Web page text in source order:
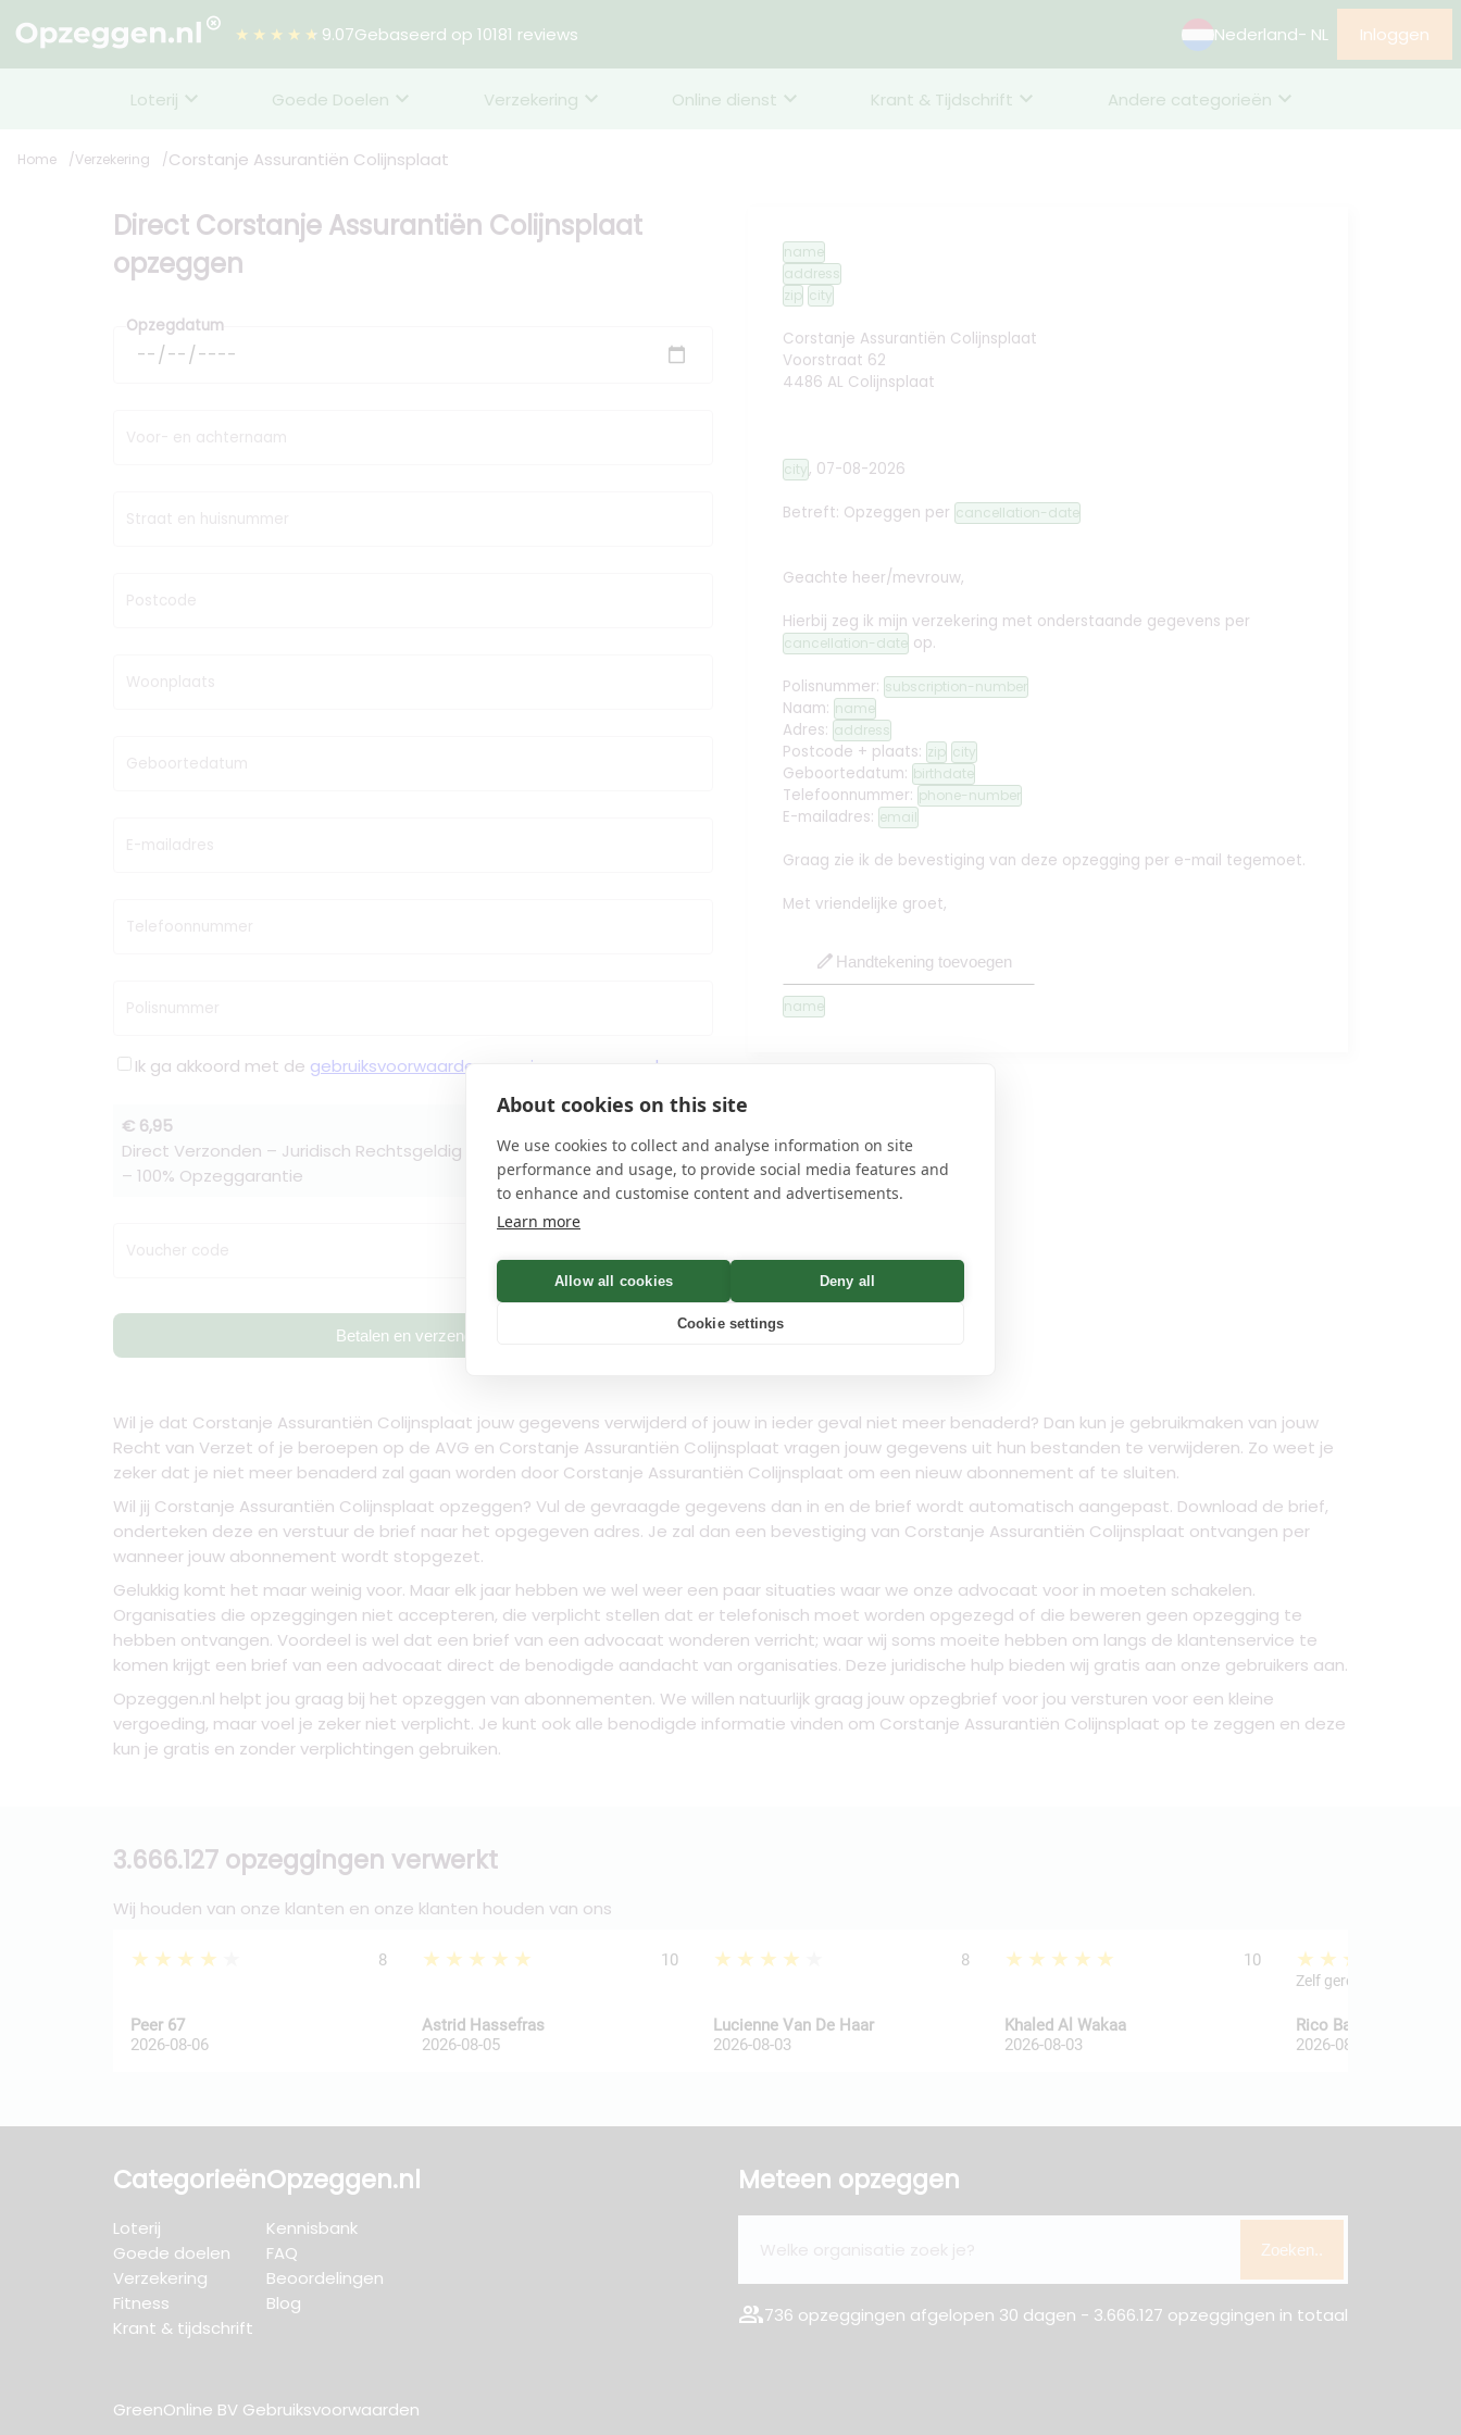
About cookies on this site
We use cookies to collect and analyse information on site
performance and usage, to provide social media features and
to enhance and customise content and advertisements.
Learn more
Allow all cookies Deny all
Cookie settings
★★★★★ 9.07Gebaseerd op 10181 reviews Nederland- NL Inloggen
Loterij Goede Doelen Verzekering Online dienst Krant & Tijdschrift Andere categorieën
Home Verzekering Corstanje Assurantiën Colijnsplaat
Direct Corstanje Assurantiën Colijnsplaat
opzeggen
Opzegdatum
Voor- en achternaam
Straat en huisnummer
Postcode
Woonplaats
Geboortedatum
E-mailadres
Telefoonnummer
Polisnummer
Ik ga akkoord met de gebruiksvoorwaarden privacyvoorwaarden
€ 6,95
Direct Verzonden – Juridisch Rechtsgeldig – Bevestiging binnen Minuten
– 100% Opzeggarantie
Voucher code
Betalen en verzenden
name
address
zip city
Corstanje Assurantiën Colijnsplaat
Voorstraat 62
4486 AL Colijnsplaat
city, 07-08-2026
Betreft: Opzeggen per cancellation-date
Geachte heer/mevrouw,
Hierbij zeg ik mijn verzekering met onderstaande gegevens per
cancellation-date op.
Polisnummer: subscription-number
Naam: name
Adres: address
Postcode + plaats: zip city
Geboortedatum: birthdate
Telefoonnummer: phone-number
E-mailadres: email
Graag zie ik de bevestiging van deze opzegging per e-mail tegemoet.
Met vriendelijke groet,
edit Handtekening toevoegen
name
Wil je dat Corstanje Assurantiën Colijnsplaat jouw gegevens verwijderd of jouw in ieder geval niet meer benaderd? Dan kun je gebruikmaken van jouw
Recht van Verzet of je beroepen op de AVG en Corstanje Assurantiën Colijnsplaat vragen jouw gegevens uit hun bestanden te verwijderen. Zo weet je
zeker dat je niet meer benaderd zal gaan worden door Corstanje Assurantiën Colijnsplaat om een nieuw abonnement af te sluiten.
Wil jij Corstanje Assurantiën Colijnsplaat opzeggen? Vul de gevraagde gegevens dan in en de brief wordt automatisch aangepast. Download de brief,
onderteken deze en verstuur de brief naar het opgegeven adres. Je zal dan een bevestiging van Corstanje Assurantiën Colijnsplaat ontvangen per
wanneer jouw abonnement wordt stopgezet.
Gelukkig komt het maar weinig voor. Maar elk jaar hebben we wel weer een paar situaties waar we onze advocaat voor in moeten schakelen.
Organisaties die opzeggingen niet accepteren, die verplicht stellen dat er telefonisch moet worden opgezegd of die beweren geen opzegging te
hebben ontvangen. Voordeel is wel dat een brief van een advocaat wonderen verricht; waar wij soms moeite hebben om langs de klantenservice te
komen krijgt een brief van een advocaat direct de benodigde aandacht van organisaties. Deze juridische hulp bieden wij gratis aan onze gebruikers aan.
Opzeggen.nl helpt jou graag bij het opzeggen van abonnementen. We willen natuurlijk graag jouw opzegbrief voor jou versturen voor een kleine
vergoeding, maar voel je zeker niet verplicht. Je kunt ook alle benodigde informatie vinden om Corstanje Assurantiën Colijnsplaat op te zeggen en deze
kun je gratis en zonder verplichtingen gebruiken.
3.666.127 opzeggingen verwerkt
Wij houden van onze klanten en onze klanten houden van ons
★★★★★ 8
Peer 67
2026-08-06
★★★★★ 10
Astrid Hassefras
2026-08-05
★★★★★ 8
Lucienne Van De Haar
2026-08-03
★★★★★ 10
Khaled Al Wakaa
2026-08-03
★★★★★
Zelf geregeld
Rico Ballegooij van
2026-08-03
Categorieën
Loterij
Goede doelen
Verzekering
Fitness
Krant & tijdschrift
Opzeggen.nl
Kennisbank
FAQ
Beoordelingen
Blog
Meteen opzeggen
Zoeken..
group736 opzeggingen afgelopen 30 dagen - 3.666.127 opzeggingen in totaal
GreenOnline BV Gebruiksvoorwaarden